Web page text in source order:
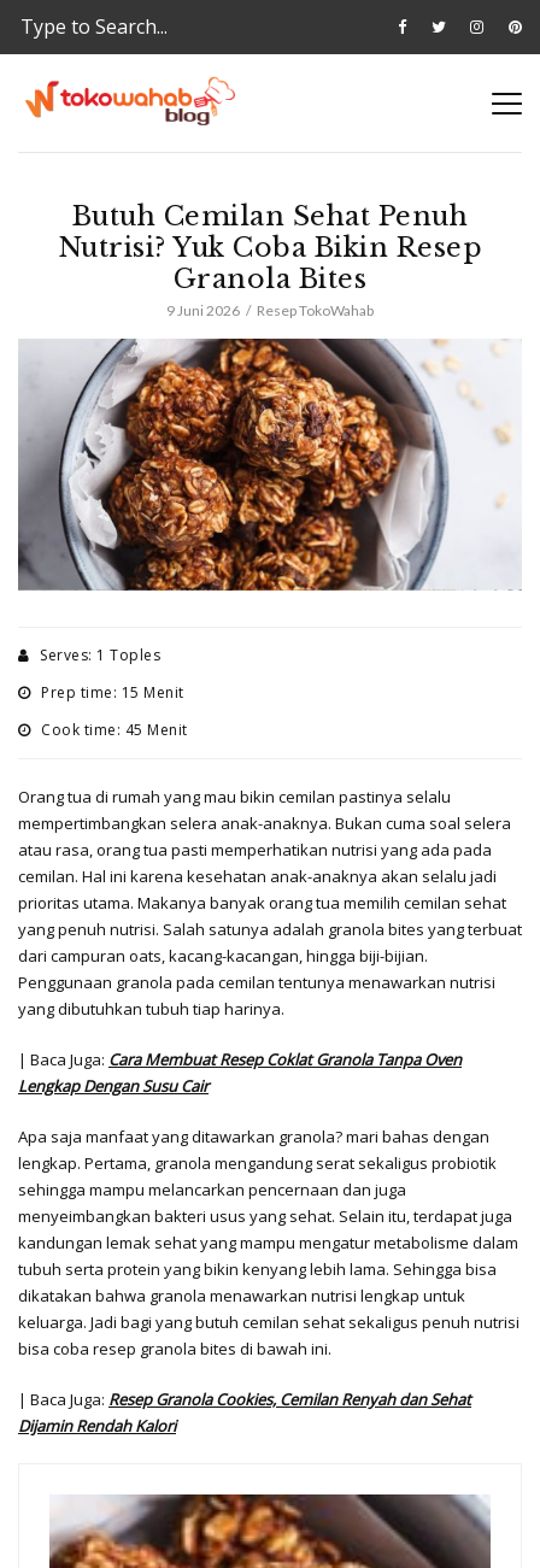
Butuh Cemilan Sehat Penuh
Nutrisi? Yuk Coba Bikin Resep
Granola Bites
9 Juni 2026 Resep TokoWahab
Serves: 1 Toples
Prep time: 15 Menit
Cook time: 45 Menit
Orang tua di rumah yang mau bikin cemilan pastinya selalu
mempertimbangkan selera anak-anaknya. Bukan cuma soal selera
atau rasa, orang tua pasti memperhatikan nutrisi yang ada pada
cemilan. Hal ini karena kesehatan anak-anaknya akan selalu jadi
prioritas utama. Makanya banyak orang tua memilih cemilan sehat
yang penuh nutrisi. Salah satunya adalah granola bites yang terbuat
dari campuran oats, kacang-kacangan, hingga biji-bijian.
Penggunaan granola pada cemilan tentunya menawarkan nutrisi
yang dibutuhkan tubuh tiap harinya.
| Baca Juga: Cara Membuat Resep Coklat Granola Tanpa Oven
Lengkap Dengan Susu Cair
Apa saja manfaat yang ditawarkan granola? mari bahas dengan
lengkap. Pertama, granola mengandung serat sekaligus probiotik
sehingga mampu melancarkan pencernaan dan juga
menyeimbangkan bakteri usus yang sehat. Selain itu, terdapat juga
kandungan lemak sehat yang mampu mengatur metabolisme dalam
tubuh serta protein yang bikin kenyang lebih lama. Sehingga bisa
dikatakan bahwa granola menawarkan nutrisi lengkap untuk
keluarga. Jadi bagi yang butuh cemilan sehat sekaligus penuh nutrisi
bisa coba resep granola bites di bawah ini.
| Baca Juga: Resep Granola Cookies, Cemilan Renyah dan Sehat
Dijamin Rendah Kalori